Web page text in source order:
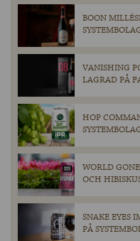
BOON
VANISHING
LAGRAD PÅ
HOP
WORLD
OCH
SNAKE EYES
PÅ